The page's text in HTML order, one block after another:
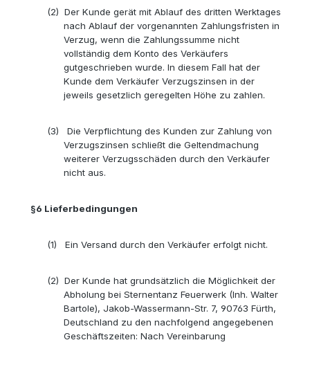
(2)Der Kunde gerät mit Ablauf des dritten Werktages
nach Ablauf der vorgenannten Zahlungsfristen in
Verzug, wenn die Zahlungssumme nicht
vollständig dem Konto des Verkäufers
gutgeschrieben wurde. In diesem Fall hat der
Kunde dem Verkäufer Verzugszinsen in der
jeweils gesetzlich geregelten Höhe zu zahlen.
(3)Die Verpflichtung des Kunden zur Zahlung von
Verzugszinsen schließt die Geltendmachung
weiterer Verzugsschäden durch den Verkäufer
nicht aus.
§6 Lieferbedingungen
(1)Ein Versand durch den Verkäufer erfolgt nicht.
(2)Der Kunde hat grundsätzlich die Möglichkeit der
Abholung bei Sternentanz Feuerwerk (Inh. Walter
Bartole), Jakob-Wassermann-Str. 7, 90763 Fürth,
Deutschland zu den nachfolgend angegebenen
Geschäftszeiten: Nach Vereinbarung